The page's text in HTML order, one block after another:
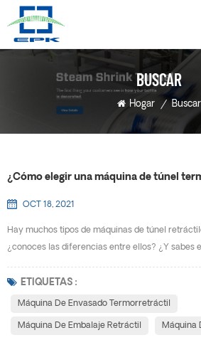
BUSCAR
Hogar / Buscar
¿Cómo elegir una máquina de túnel
OCT 18, 2021
Hay muchos tipos de máquinas de túnel
¿conoces las diferencias entre ellos? ¿Y sabes
encogimiento de calor, máquina de
encogimiento de calor, Máquina de envasado
ETIQUETAS :
Máquina De Envasado Termorretráctil
Máquina De Embalaje Retráctil Máquina